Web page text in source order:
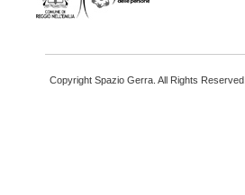
Copyright Spazio Gerra. All Rights Reserved.